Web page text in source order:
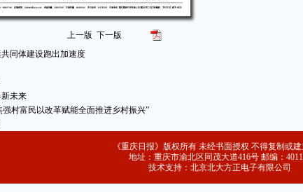
上一版 下一版
同体建设跑出加速度
未来
村富民以改革赋能全面推进乡村振兴”
《重庆日报》版权所有 未经书面授权 不得复制或
地址：重庆市渝北区同茂大道416号 邮编：
技术支持：北京北大方正电子有限公司